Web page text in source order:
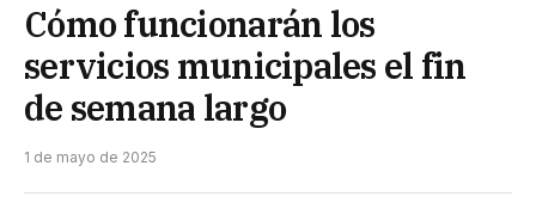
Cómo funcionarán los
servicios municipales el fin
de semana largo
1 de mayo de 2025